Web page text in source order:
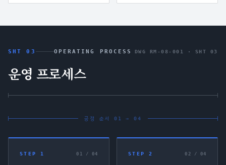
SHT 03 OPERATING PROCESS DWG RM-08-001 · SHT 03
운영 프로세스
공정 순서 01 → 04
STEP 1 0 1 / 04 STEP 2 0 2 / 04